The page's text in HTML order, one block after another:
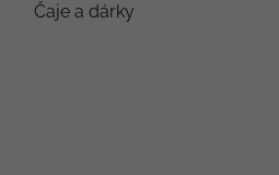
Čaje a dárky